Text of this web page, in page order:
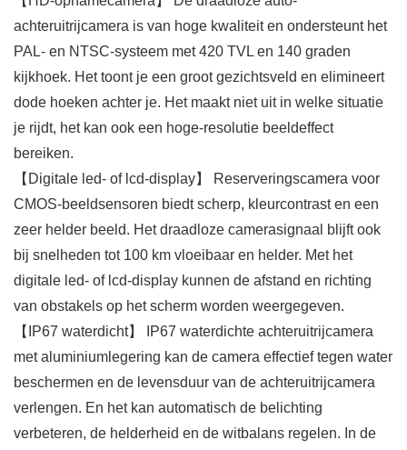
achteruitrijcamera is van hoge kwaliteit en ondersteunt het
PAL- en NTSC-systeem met 420 TVL en 140 graden
kijkhoek. Het toont je een groot gezichtsveld en elimineert
dode hoeken achter je. Het maakt niet uit in welke situatie
je rijdt, het kan ook een hoge-resolutie beeldeffect
bereiken.
【Digitale led- of lcd-display】 Reserveringscamera voor
CMOS-beeldsensoren biedt scherp, kleurcontrast en een
zeer helder beeld. Het draadloze camerasignaal blijft ook
bij snelheden tot 100 km vloeibaar en helder. Met het
digitale led- of lcd-display kunnen de afstand en richting
van obstakels op het scherm worden weergegeven.
【IP67 waterdicht】 IP67 waterdichte achteruitrijcamera
met aluminiumlegering kan de camera effectief tegen water
beschermen en de levensduur van de achteruitrijcamera
verlengen. En het kan automatisch de belichting
verbeteren, de helderheid en de witbalans regelen. In de